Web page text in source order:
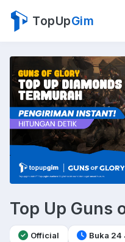
TopUpGim
Top Up Guns
Official Buka 24